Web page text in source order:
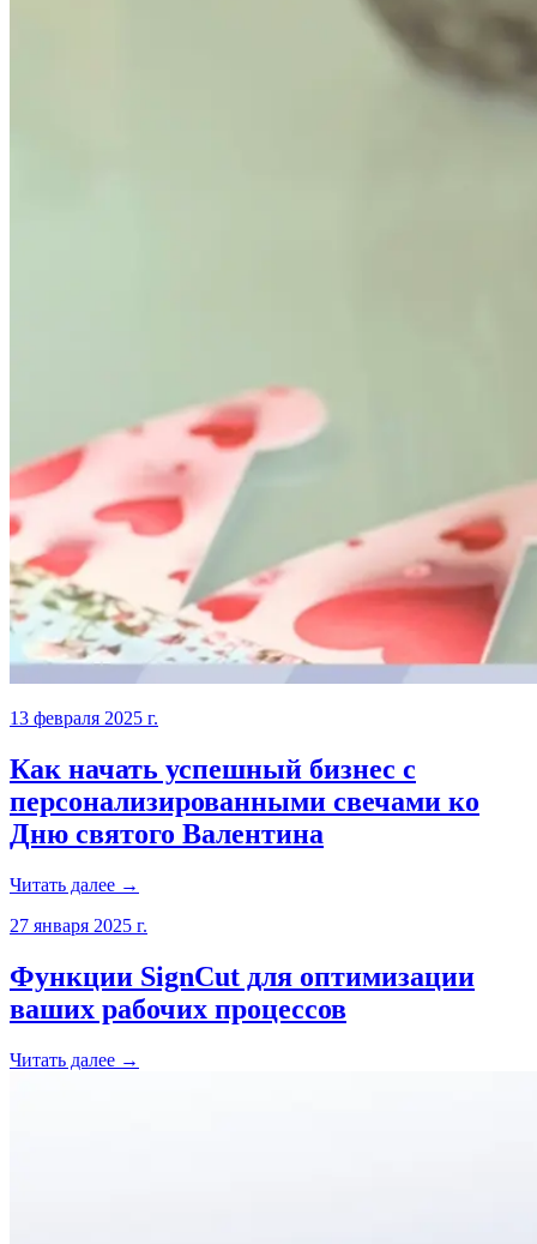
13 февраля 2025 г.
Как начать успешный бизнес с
персонализированными свечами ко
Дню святого Валентина
Читать далее →
27 января 2025 г.
Функции SignCut для оптимизации
ваших рабочих процессов
Читать далее →